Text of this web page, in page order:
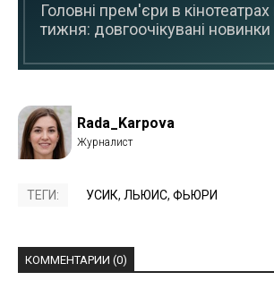
Головні прем'єри в кінотеатрах
тижня: довгоочікувані новинки
Rada_Karpova
ТЕГИ: УСИК, ЛЬЮИС, ФЬЮРИ
КОММЕНТАРИИ (0)